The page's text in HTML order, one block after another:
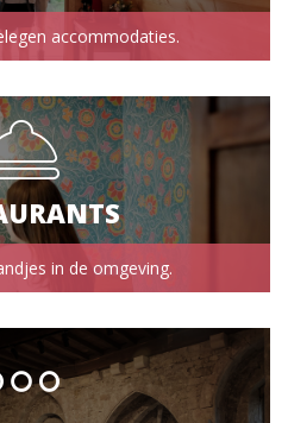
accommodaties.
in de omgeving.